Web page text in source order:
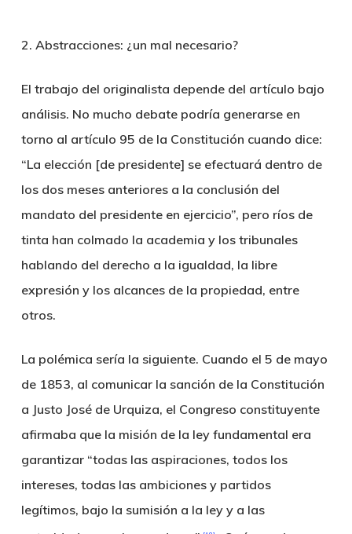
2. Abstracciones: ¿un mal necesario?
El trabajo del originalista depende del artículo bajo
análisis. No mucho debate podría generarse en
torno al artículo 95 de la Constitución cuando dice:
“La elección [de presidente] se efectuará dentro de
los dos meses anteriores a la conclusión del
mandato del presidente en ejercicio”, pero ríos de
tinta han colmado la academia y los tribunales
hablando del derecho a la igualdad, la libre
expresión y los alcances de la propiedad, entre
otros.
La polémica sería la siguiente. Cuando el 5 de mayo
de 1853, al comunicar la sanción de la Constitución
a Justo José de Urquiza, el Congreso constituyente
afirmaba que la misión de la ley fundamental era
garantizar “todas las aspiraciones, todos los
intereses, todas las ambiciones y partidos
legítimos, bajo la sumisión a la ley y a las